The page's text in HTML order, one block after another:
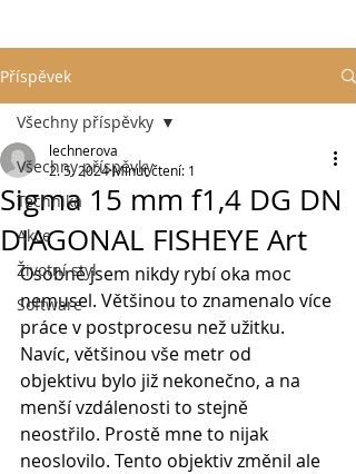
Příspěvek
Všechny příspěvky
Technika
Akce
Životní styl
Software
Všechny příspěvky
Sigma 15 mm f1,4 DG DN
DIAGONAL FISHEYE Art
lechnerova
2. 5. 2024 Minut čtení: 1
Osobně jsem nikdy rybí oka moc
nemusel. Většinou to znamenalo více
práce v postprocesu než užitku.
Navíc, většinou vše metr od
objektivu bylo již nekonečno, a na
menší vzdálenosti to stejně
neostřilo. Prostě mne to nijak
neoslovilo. Tento objektiv změnil ale